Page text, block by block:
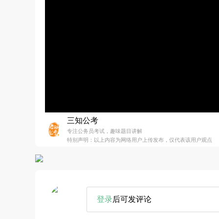
三知公考
专注公务员考试，趣味题目讲解
特别声明：以上内容为网络用户上传发布，仅代表该用户观点
登录后可发评论